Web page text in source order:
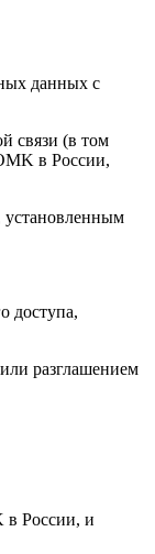
данных с
связи (в том
в России,
установленным
доступа,
разглашением
в России, и